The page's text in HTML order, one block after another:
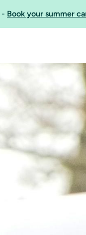
- Book your summer